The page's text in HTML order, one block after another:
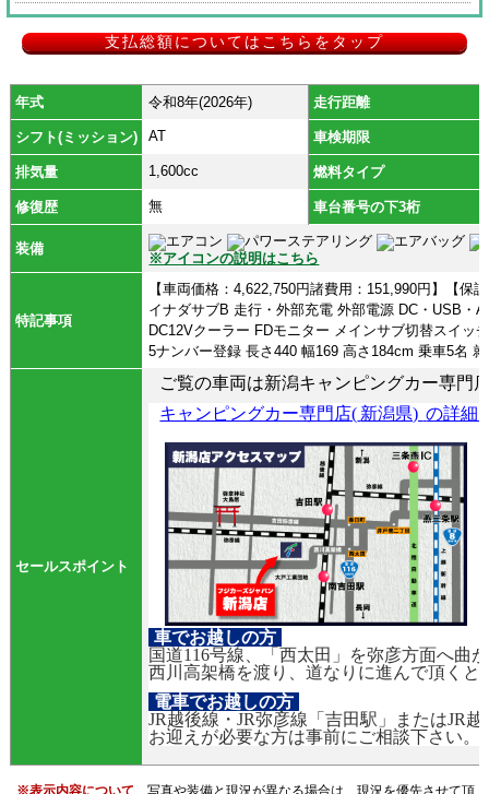
支払総額についてはこちらをタップ
年式 令和8年(2026年) 走行距離
シフト(ミッション) AT 車検期限
排気量 1,600cc 燃料タイプ
修復歴 無 車台番号の下3桁
装備
※アイコンの説明はこちら
特記事項
【車両価格：4,622,750円諸費用：151,990円】【保
イナダサブB 走行・外部充電 外部電源 DC・USB・
DC12Vクーラー FDモニター メインサブ切替スイッ
5ナンバー登録 長さ440 幅169 高さ184cm 乗車5名
セールスポイント
ご覧の車両は新潟キャンピングカー専門
キャンピングカー専門店( 新潟県) の詳
車でお越しの方
国道116号線、「西太田」を弥彦方面へ曲
西川高架橋を渡り、道なりに進んで頂く
電車でお越しの方
JR越後線・JR弥彦線「吉田駅」またはJR
お迎えが必要な方は事前にご相談下さい。
※表示内容について 写真や装備と現況が異なる場合は、現況を優先させて頂